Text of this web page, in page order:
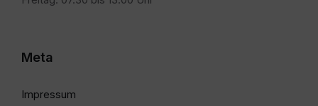
Meta
Impressum